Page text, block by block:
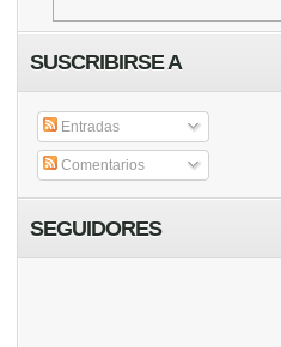
SUSCRIBIRSE A
Entradas
Comentarios
SEGUIDORES